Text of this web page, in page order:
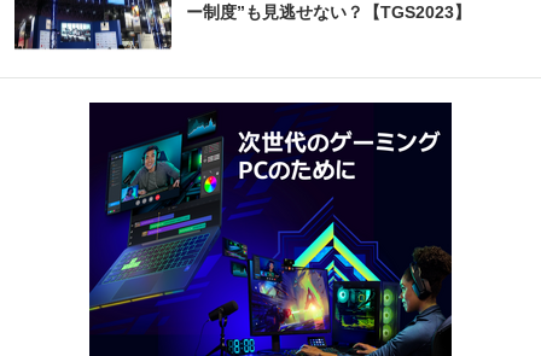
ー制度”も見逃せない？【TGS2023】